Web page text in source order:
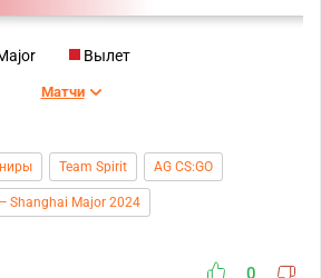
Вылет
Матчи
Team Spirit AG CS:GO
Shanghai Major 2024
0